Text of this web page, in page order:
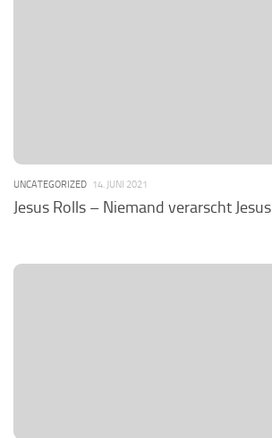
UNCATEGORIZED 14. JUNI 2021
Jesus Rolls – Niemand verarscht Jesus